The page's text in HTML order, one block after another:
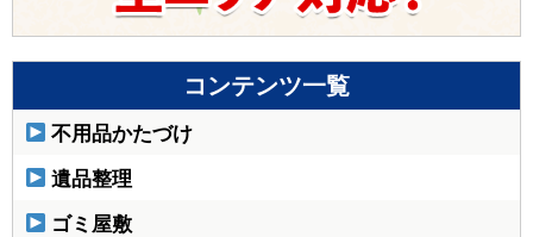
コンテンツ一覧
不用品かたづけ
遺品整理
ゴミ屋敷